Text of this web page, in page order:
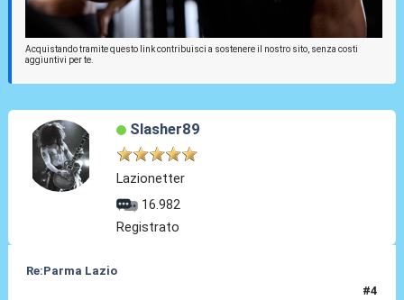
Acquistando tramite questo link contribuisci a sostenere il nostro sito, senza costi
aggiuntivi per te.
Slasher89
Lazionetter
16.982
Registrato
Re:Parma Lazio
#4